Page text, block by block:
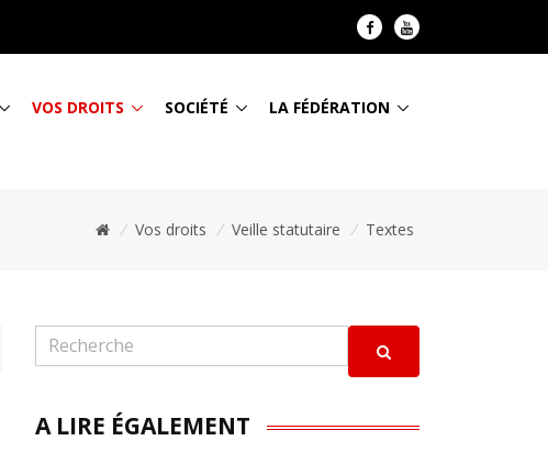
VOS DROITS SOCIÉTÉ LA FÉDÉRATION
/ Vos droits / Veille statutaire / Textes
A LIRE ÉGALEMENT